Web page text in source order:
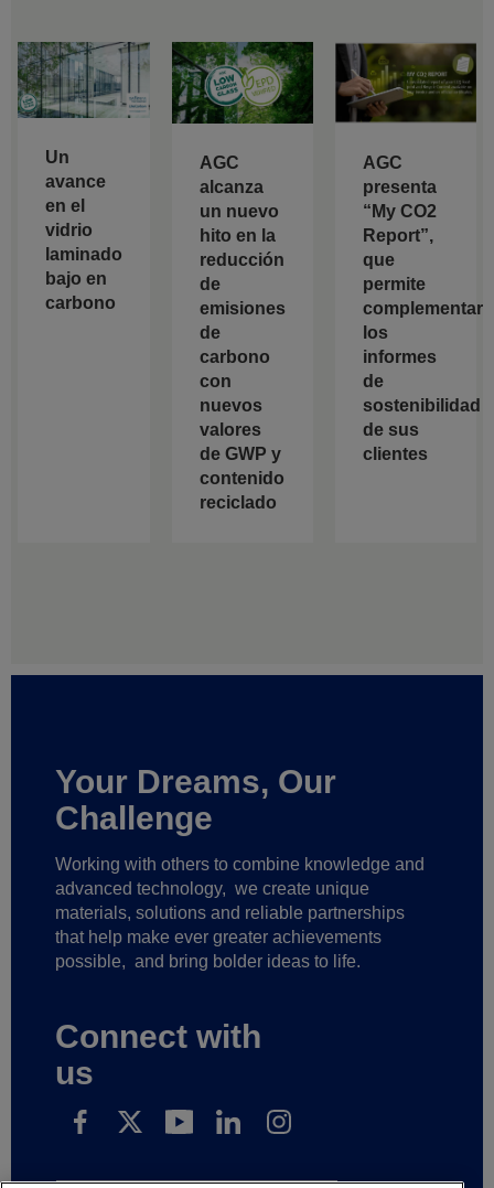
Un
avance
en el
vidrio
laminado
bajo en
carbono
AGC
alcanza
un nuevo
hito en la
reducción
de
emisiones
de
carbono
con
nuevos
valores
de GWP y
contenido
reciclado
AGC
presenta
“My CO2
Report”,
que
permite
complementar
los
informes
de
sostenibilidad
de sus
clientes
Your Dreams, Our
Challenge
Working with others to combine knowledge and
advanced technology, we create unique
materials, solutions and reliable partnerships
that help make ever greater achievements
possible, and bring bolder ideas to life.
Connect with
us